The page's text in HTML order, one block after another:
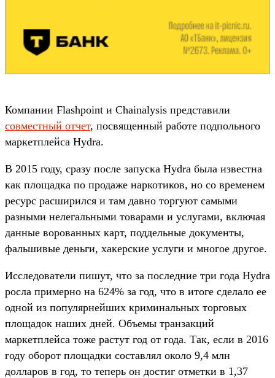
Компании Flashpoint и Chainalysis представили
совместный отчет, посвященный работе подпольного
маркетплейса Hydra.
В 2015 году, сразу после запуска Hydra была известна
как площадка по продаже наркотиков, но со временем
ресурс расширился и там давно торгуют самыми
разными нелегальными товарами и услугами, включая
данные ворованных карт, поддельные документы,
фальшивые деньги, хакерские услуги и многое другое.
Исследователи пишут, что за последние три года Hydra
росла примерно на 624% за год, что в итоге сделало ее
одной из популярнейших криминальных торговых
площадок наших дней. Объемы транзакций
маркетплейса тоже растут год от года. Так, если в 2016
году оборот площадки составлял около 9,4 млн
долларов в год, то теперь он достиг отметки в 1,37